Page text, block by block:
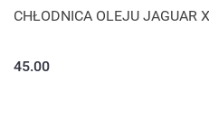
CHŁODNICA OLEJU JAGUAR
45.00